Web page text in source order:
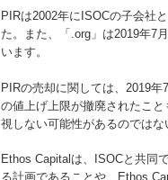
PIRは2002年にISOCの子会社
た。また、「.org」は2019年7
います。
PIRの売却に関しては、2019
の値上げ上限が撤廃されたこ
視しない可能性があるのでは
Ethos Capitalは、ISOCと共同
る計画であることや、Ethos